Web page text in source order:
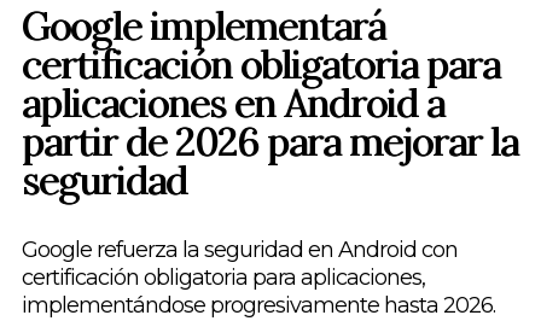
Google implementará
certificación obligatoria para
aplicaciones en Android a
partir de 2026 para mejorar la
seguridad
Google refuerza la seguridad en Android con
certificación obligatoria para aplicaciones,
implementándose progresivamente hasta 2026.